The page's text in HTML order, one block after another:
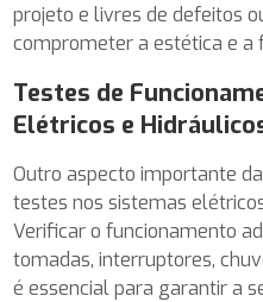
projeto e livres de defeitos
comprometer a estética e a
Testes de
Elétricos e
Outro aspecto importante
testes nos sistemas
Verificar o funcionamento
tomadas, interruptores,
é essencial para garantir a